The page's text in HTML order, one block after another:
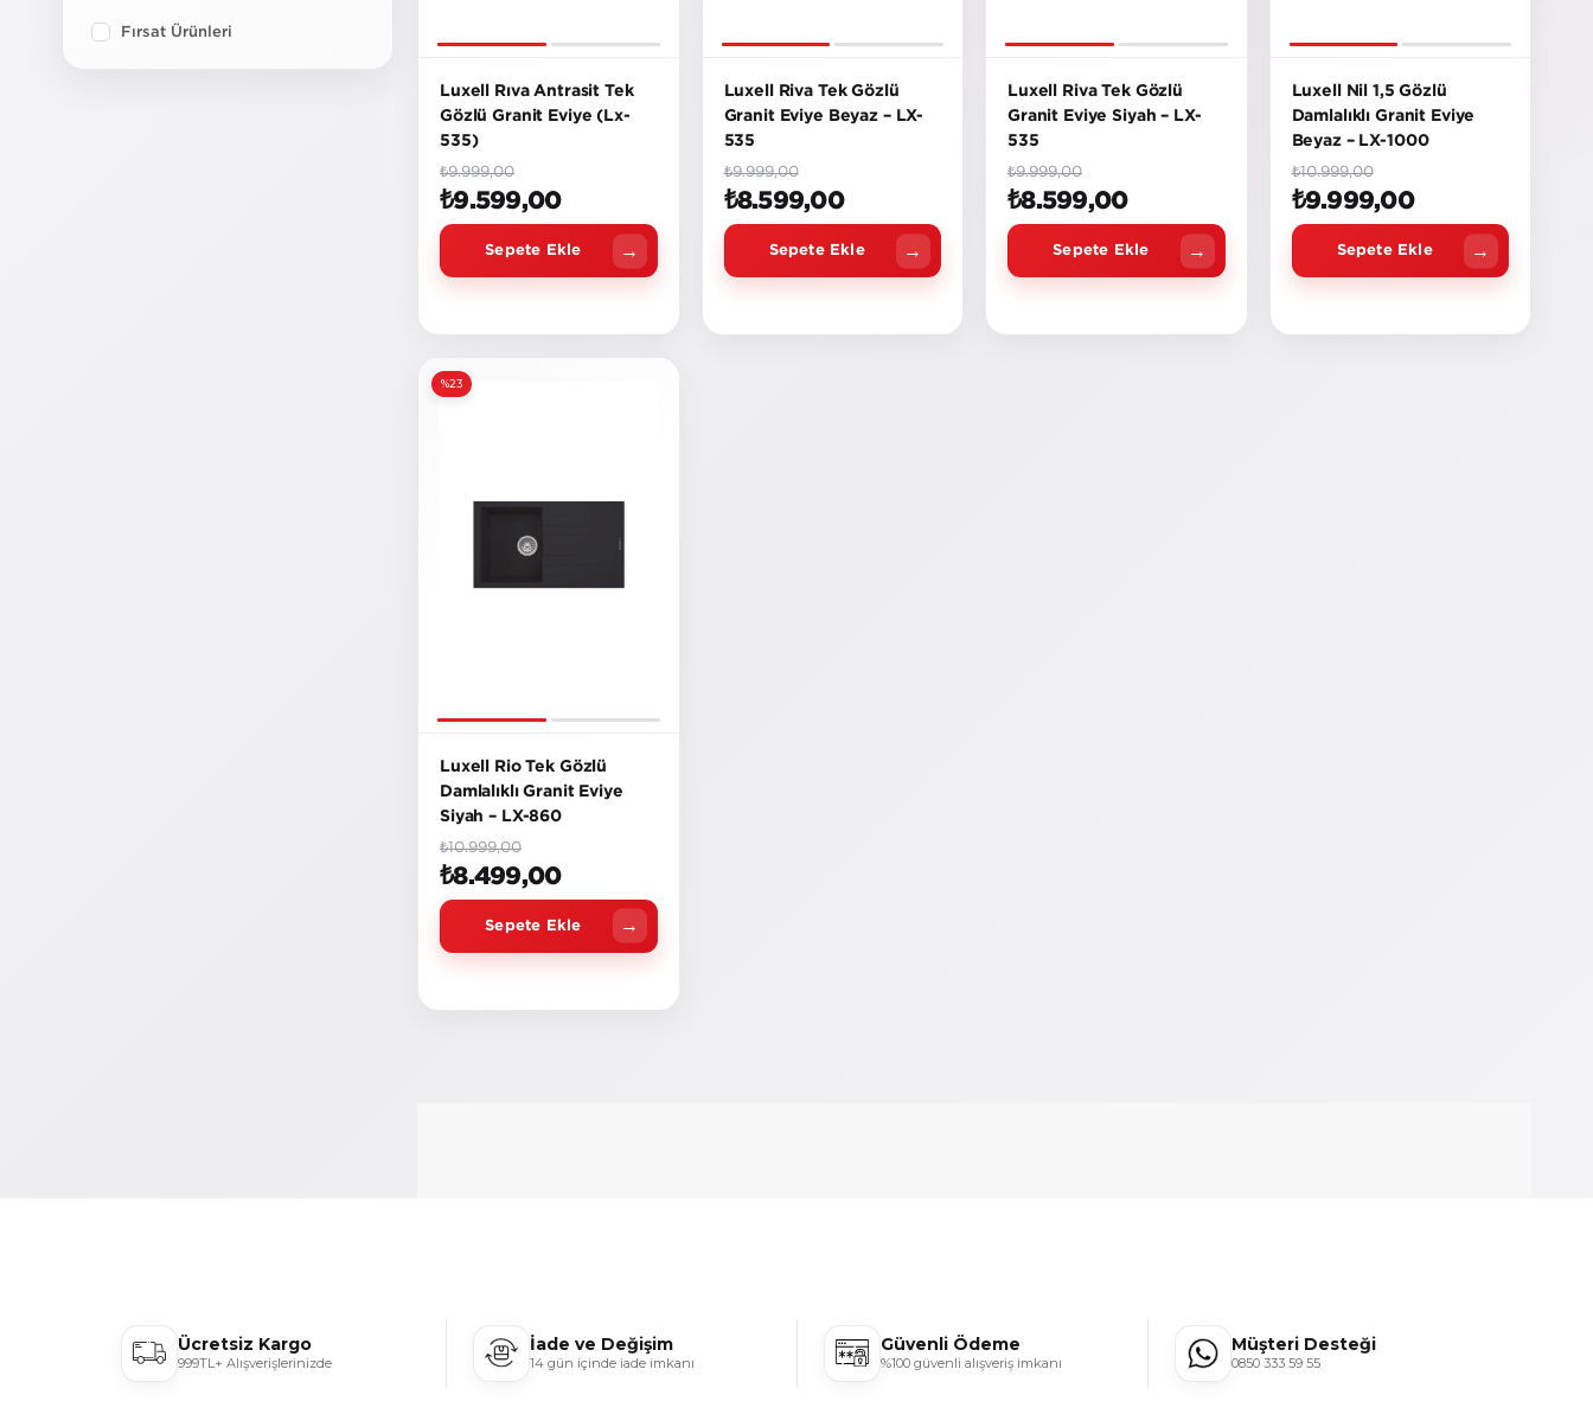
Fırsat Ürünleri
Luxell Rıva Antrasit Tek
Gözlü Granit Eviye (Lx-
535)
₺9.599,00
₺9.999,00
Sepete Ekle
Luxell Riva Tek Gözlü
Granit Eviye Beyaz – LX-
535
₺8.599,00
₺9.999,00
Sepete Ekle
Luxell Riva Tek Gözlü
Granit Eviye Siyah – LX-
535
₺8.599,00
₺9.999,00
Sepete Ekle
Luxell Nil 1,5 Gözlü
Damlalıklı Granit Eviye
Beyaz – LX-1000
₺9.999,00
₺10.999,00
Sepete Ekle
Luxell Rio Tek Gözlü
Damlalıklı Granit Eviye
Siyah – LX-860
₺8.499,00
₺10.999,00
Sepete Ekle
%23
Ücretsiz Kargo
999TL+ Alışverişlerinizde
İade ve Değişim
14 gün içinde iade imkanı
Güvenli Ödeme
%100 güvenli alışveriş imkanı
Müşteri Desteği
0850 333 59 55